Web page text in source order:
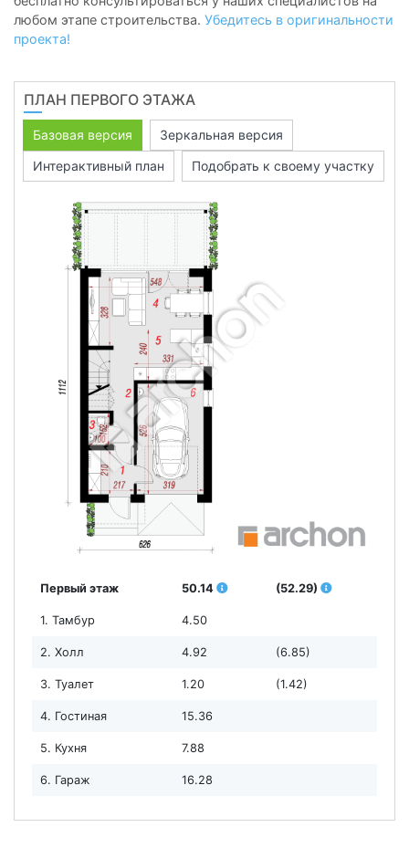
любом этапе строительства. Убедитесь в оригинальности
проекта!
ПЛАН ПЕРВОГО ЭТАЖА
Базовая версия
Зеркальная версия
Интерактивный план
Подобрать к своему участку
Первый этаж 50.14 (52.29)
1. Тамбур 4.50
2. Холл 4.92 (6.85)
3. Туалет 1.20 (1.42)
4. Гостиная 15.36
5. Кухня 7.88
6. Гараж 16.28